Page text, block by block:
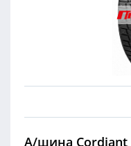
А/шина Cordiant